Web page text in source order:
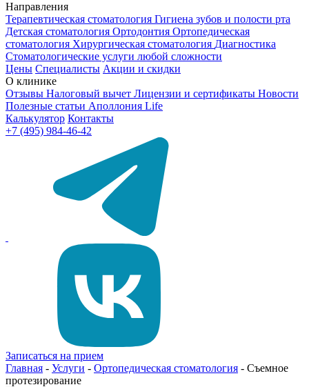
Направления
Терапевтическая стоматология Гигиена зубов и полости рта
Детская стоматология Ортодонтия Ортопедическая
стоматология Хирургическая стоматология Диагностика
Стоматологические услуги любой сложности
Цены Специалисты Акции и скидки
О клинике
Отзывы Налоговый вычет Лицензии и сертификаты Новости
Полезные статьи Аполлония Life
Калькулятор Контакты
+7 (495) 984-46-42
Записаться на прием
Главная - Услуги - Ортопедическая стоматология - Съемное
протезирование